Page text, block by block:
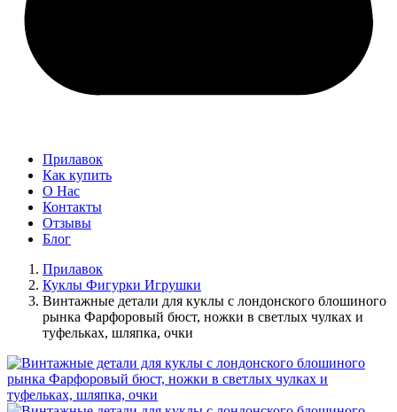
Прилавок
Как купить
О Нас
Контакты
Отзывы
Блог
Прилавок
Куклы Фигурки Игрушки
Винтажные детали для куклы с лондонского блошиного
рынка Фарфоровый бюст, ножки в светлых чулках и
туфельках, шляпка, очки